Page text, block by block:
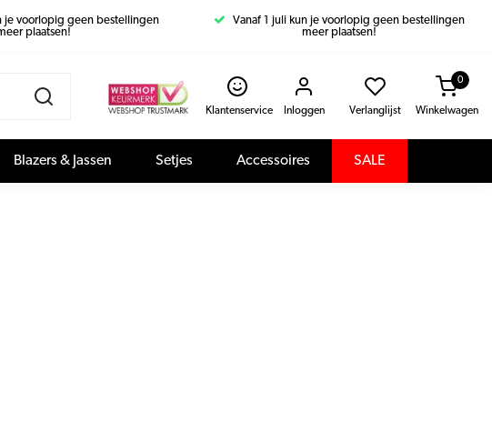
je voorlopig geen bestellingen
plaatsen!
Vanaf 1 juli kun je voorlopig geen bestellingen
meer plaatsen!
Klantenservice Inloggen Verlanglijst Winkelwagen
0
Blazers & Jassen Setjes Accessoires SALE